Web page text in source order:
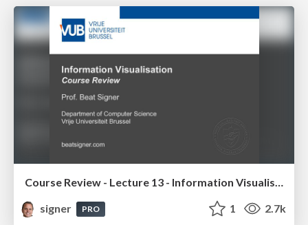
Course Review - Lecture 13 - Information Visualisation (4019538FNR)
signer
PRO 1 2.7k